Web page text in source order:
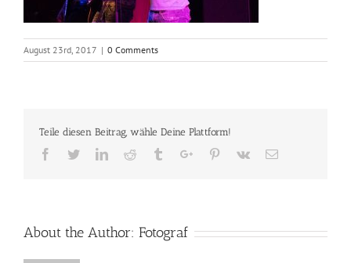
August 23rd, 2017 | 0 Comments
Teile diesen Beitrag, wähle Deine Plattform!
Facebook
TwitterLinkedinReddit TumblrGoogle+Pinterest
Vk Email
About the Author: Fotograf